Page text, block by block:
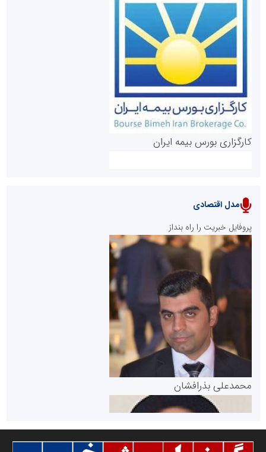
روابط عمومی خبرگزاری گزارش خبر
پایگاه خبری نهضت ملی مسکن
پایگاه خبری گفتمان یزد
کارگزاری بورس بیمه ایران
سازمان بورس و اوراق بهادار
مرجع اخبار موثق در بازارسرمایه
مدل اقتصادی
پروفایل خبریت را راه بنداز
محمدعلی بذرافشان